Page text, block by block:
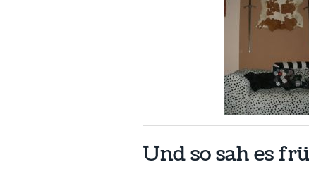
Und so sah es